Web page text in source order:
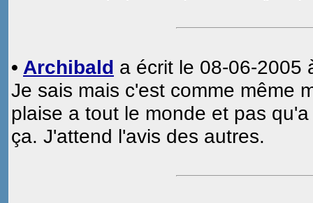
• Archibald a écrit le 08-06-2005
Je sais mais c'est comme même
plaise a tout le monde et pas
ça. J'attend l'avis des autres.